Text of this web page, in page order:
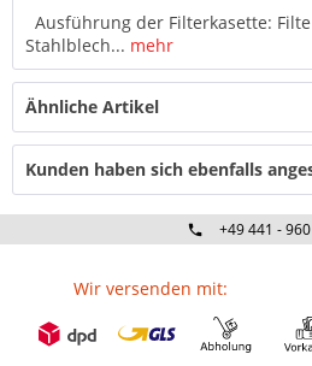
Ausführung der Filterkasette:
Stahlblech... mehr
Ähnliche Artikel
Kunden haben sich ebenfalls
+49 441 -
Wir versenden mit: